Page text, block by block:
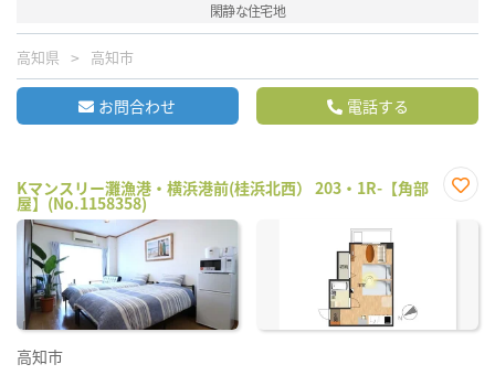
閑静な住宅地
高知県 高知市
お問合わせ 電話する
Kマンスリー灘漁港・横浜港前(桂浜北西） 203・1R-【角部
屋】(No.1158358)
に入
高知市